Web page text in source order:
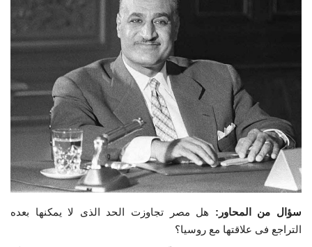
شروط وأحكام منحة ناصر للقيادة الدولية
منحة ناصر للقيادة الدولية
مرجعياتنا
المواطن العالمي
سؤال من المحاور:
هل مصر تجاوزت الحد الذى لا يمكنها بعده
التراجع فى علاقتها مع روسيا؟